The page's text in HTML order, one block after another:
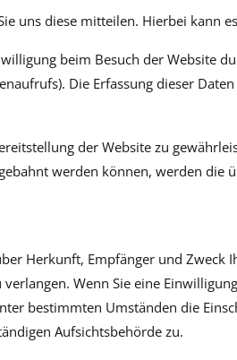
uns diese mitteilen. Hierbei kann
beim Besuch der Website
Die Erfassung dieser
der Website zu
werden können, werden
Herkunft, Empfänger und
Wenn Sie eine
bestimmten Umständen die
Aufsichtsbehörde zu.